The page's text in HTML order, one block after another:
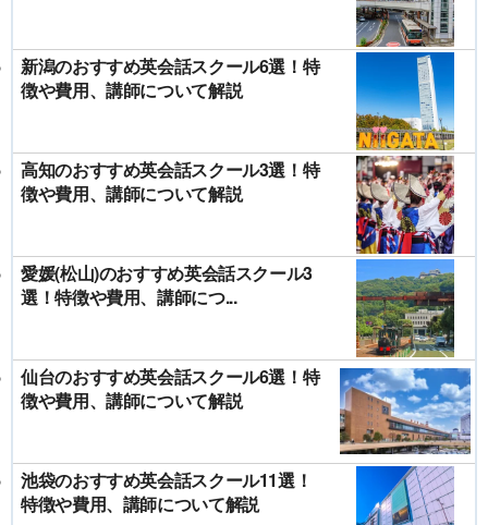
新潟のおすすめ英会話スクール6選！特
徴や費用、講師について解説
高知のおすすめ英会話スクール3選！特
徴や費用、講師について解説
愛媛(松山)のおすすめ英会話スクール3
選！特徴や費用、講師につ...
仙台のおすすめ英会話スクール6選！特
徴や費用、講師について解説
池袋のおすすめ英会話スクール11選！
特徴や費用、講師について解説